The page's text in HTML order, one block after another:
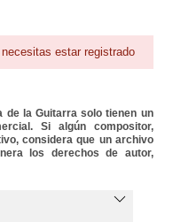
estar registrado
de la Guitarra solo tienen un
Si algún compositor,
considera que un archivo
los derechos de autor,